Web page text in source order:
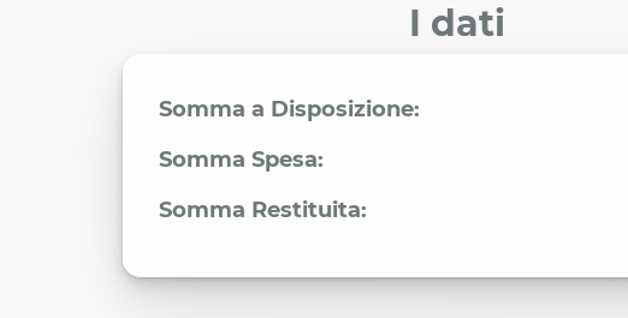
I dati
Somma a Disposizione:
Somma Spesa:
Somma Restituita: